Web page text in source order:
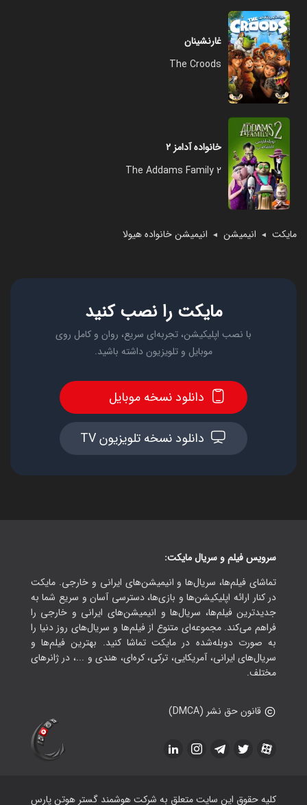
مایکت ◄ انیمیشن ◄ انیمیشن خانواده‌ هیولا
غارنشینان
The Croods
خانواده آدامز ۲
The Addams Family 2
مایکت را نصب کنید
با نصب اپلیکیشن، تجربه‌ای سریع، روان و کامل روی
موبایل و تلویزیون داشته باشید.
دانلود نسخه موبایل
دانلود نسخه تلویزیون TV
سرویس فیلم و سریال مایکت:
تماشای فیلم‌ها، سریال‌ها و انیمیشن‌های ایرانی و خارجی. مایکت
در کنار ارائه اپلیکیشن‌ها و بازی‌ها، دسترسی آسان و سریع شما به
جدیدترین فیلم‌ها، سریال‌ها و انیمیشن‌های ایرانی و خارجی را
فراهم می‌کند. مجموعه‌ای متنوع از فیلم‌ها و سریال‌های روز دنیا را
به صورت دوبله‌شده در مایکت تماشا کنید. بهترین فیلم‌ها و
سریال‌های ایرانی، آمریکایی، ترکی، کره‌ای، هندی و ...، در ژانرهای
مختلف.
قانون حق نشر (DMCA)
کلیه حقوق این سایت متعلق به شرکت هوشمند گستر هوتن پارس